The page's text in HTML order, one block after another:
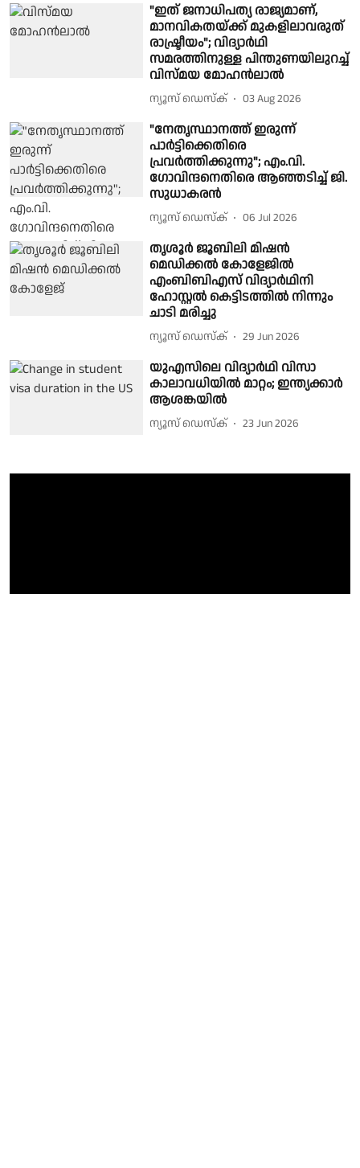
"ഇത് ജനാധിപത്യ രാജ്യമാണ്,
മാനവികതയ്ക്ക് മുകളിലാവരുത്
രാഷ്ട്രീയം"; വിദ്യാർഥി
സമരത്തിനുള്ള പിന്തുണയിലുറച്ച്
വിസ്മയ മോഹൻലാൽ
ന്യൂസ് ഡെസ്ക് 03 Aug 2026
"നേതൃസ്ഥാനത്ത് ഇരുന്ന്
പാർട്ടിക്കെതിരെ
പ്രവർത്തിക്കുന്നു"; എം.വി.
ഗോവിന്ദനെതിരെ ആഞ്ഞടിച്ച് ജി.
സുധാകരൻ
ന്യൂസ് ഡെസ്ക് 06 Jul 2026
തൃശൂർ ജൂബിലി മിഷൻ
മെഡിക്കൽ കോളേജിൽ
എംബിബിഎസ് വിദ്യാർഥിനി
ഹോസ്റ്റൽ കെട്ടിടത്തിൽ നിന്നും
ചാടി മരിച്ചു
ന്യൂസ് ഡെസ്ക് 29 Jun 2026
യുഎസിലെ വിദ്യാർഥി വിസാ
കാലാവധിയിൽ മാറ്റം; ഇന്ത്യക്കാർ
ആശങ്കയിൽ
ന്യൂസ് ഡെസ്ക് 23 Jun 2026